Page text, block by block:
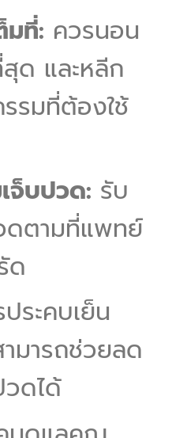
ที่: ควรนอน
ด และหลีก
รมที่ต้องใช้
จ็บปวด: รับ
ดตามที่แพทย์
ด
ระคบเย็น
มารถช่วยลด
วดได้